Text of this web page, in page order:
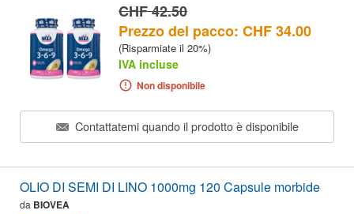
CHF 42.50
Prezzo del pacco: CHF 34.00
(Risparmiate il 20%)
IVA incluse
Non disponibile
Contattatemi quando il prodotto è disponibile
OLIO DI SEMI DI LINO 1000mg 120 Capsule morbide
da BIOVEA